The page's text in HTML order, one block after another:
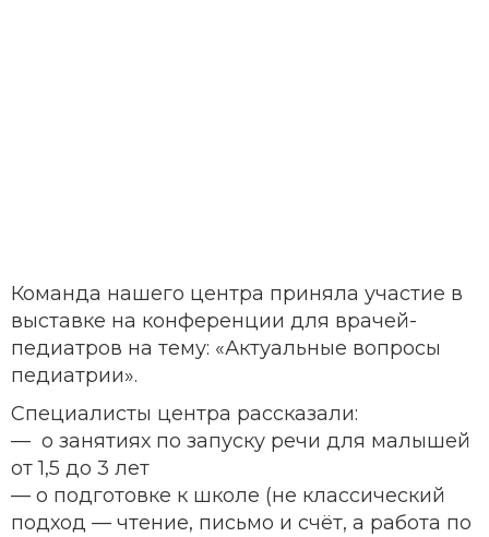
Команда нашего центра приняла участие в
выставке на конференции для врачей-
педиатров на тему: «Актуальные вопросы
педиатрии».
Специалисты центра рассказали:
— о занятиях по запуску речи для малышей
от 1,5 до 3 лет
— о подготовке к школе (не классический
подход — чтение, письмо и счёт, а работа по